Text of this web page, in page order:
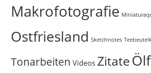
Makrofotografie
Ostfriesland Sketchnotes
Tonarbeiten Videos Zitate